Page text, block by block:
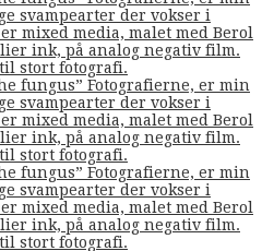
svampearter der vokser i
mixed media, malet med Berol
ink, på analog negativ film.
stort fotografi.
fungus” Fotografierne, er min
svampearter der vokser i
mixed media, malet med Berol
ink, på analog negativ film.
stort fotografi.
fungus” Fotografierne, er min
svampearter der vokser i
mixed media, malet med Berol
ink, på analog negativ film.
stort fotografi.